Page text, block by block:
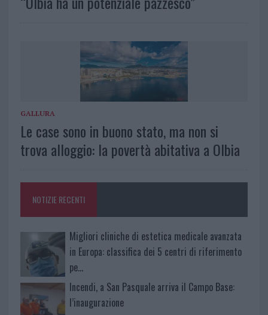
GALLURA
Le case sono in buono stato, ma non si
trova alloggio: la povertà abitativa a Olbia
NOTIZIE RECENTI
Migliori cliniche di estetica medicale avanzata
in Europa: classifica dei 5 centri di riferimento
pe…
Incendi, a San Pasquale arriva il Campo Base:
l’inaugurazione